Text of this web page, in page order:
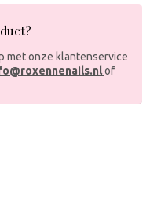
met onze klantenservice
of